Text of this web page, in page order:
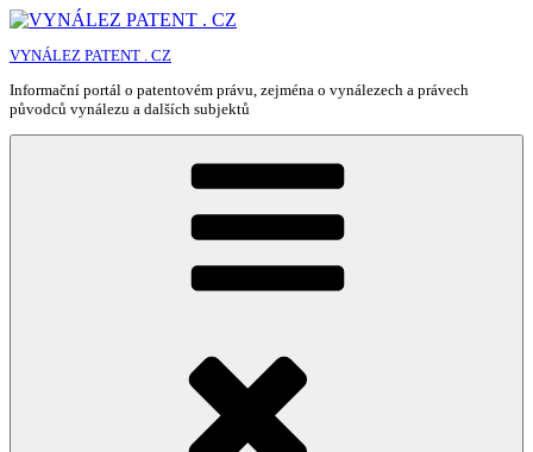
Přejít
obsahu
webu
VYNÁLEZ PATENT . CZ
Informační portál o patentovém právu, zejména o vynálezech a právech
původců vynálezu a dalších subjektů